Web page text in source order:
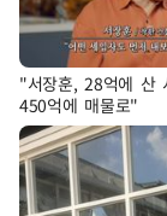
"서장훈, 28억에 산
450억에 매물로"